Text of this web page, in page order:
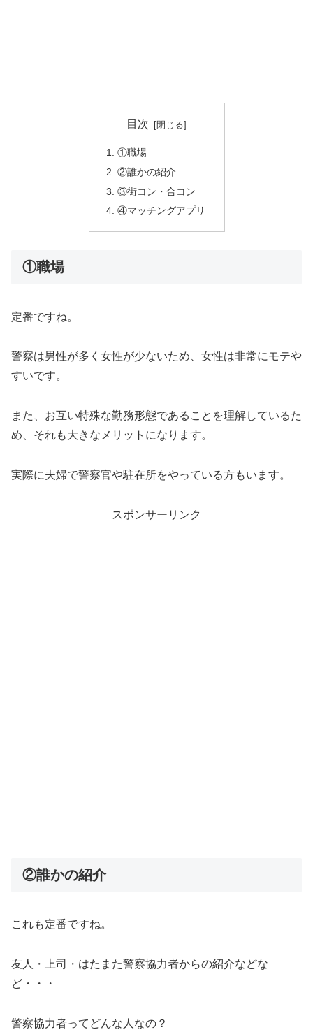
目次
①職場
②誰かの紹介
③街コン・合コン
④マッチングアプリ
①職場
定番ですね。
警察は男性が多く女性が少ないため、女性は非常にモテや
すいです。
また、お互い特殊な勤務形態であることを理解しているた
め、それも大きなメリットになります。
実際に夫婦で警察官や駐在所をやっている方もいます。
スポンサーリンク
②誰かの紹介
これも定番ですね。
友人・上司・はたまた警察協力者からの紹介などな
ど・・・
警察協力者ってどんな人なの？